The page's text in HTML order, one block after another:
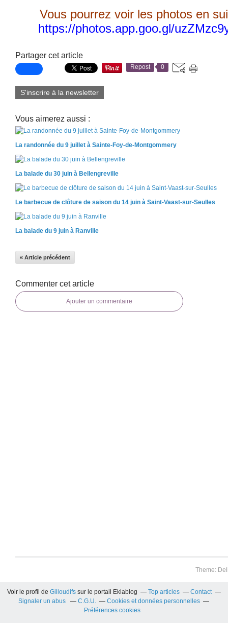
Vous pourrez voir les photos en
https://photos.app.goo.gl/
Partager cet article
Repost 0
S'inscrire à la newsletter
Vous aimerez aussi :
La randonnée du 9 juillet à Sainte-Foy-de-Montgommery
La balade du 30 juin à Bellengreville
Le barbecue de clôture de saison du 14 juin à Saint-Vaast-sur-Seulles
La balade du 9 juin à Ranville
« Article précédent
Commenter cet article
Ajouter un commentaire
Theme:
Voir le profil de Gilloudifs sur le portail Eklablog Top articles
Contact
Signaler un abus
C.G.U.
Cookies et données personnelles
Préférences cookies